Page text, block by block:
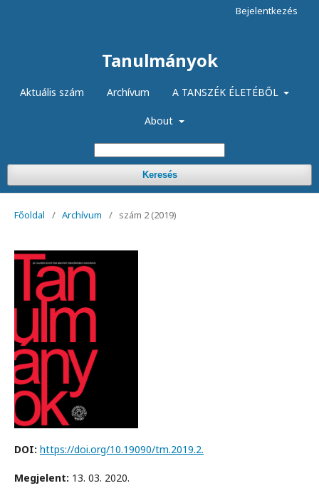
Tanulmányok
Aktuális szám Archívum A TANSZÉK ÉLETÉBŐL
About
Keresés
Bejelentkezés
Főoldal / Archívum / szám 2 (2019)
DOI: https://doi.org/10.19090/tm.2019.2.
Megjelent: 13. 03. 2020.